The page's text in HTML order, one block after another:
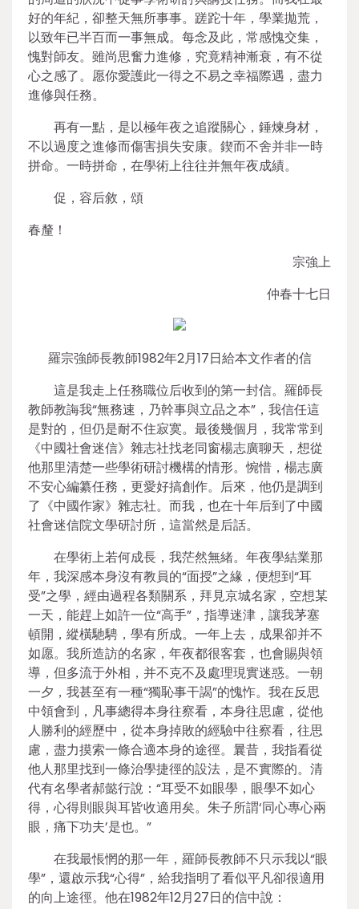
好的年紀，卻整天無所事事。蹉跎十年，學業拋荒，
以致年已半百而一事無成。每念及此，常感愧交集，
愧對師友。雖尚思奮力進修，究竟精神漸衰，有不從
心之感了。愿你愛護此一得之不易之幸福際遇，盡力
進修與任務。
再有一點，是以極年夜之追蹤關心，錘煉身材，
不以過度之進修而傷害損失安康。鍥而不舍并非一時
拼命。一時拼命，在學術上往往并無年夜成績。
促，容后敘，頌
春釐！
宗強上
仲春十七日
羅宗強師長教師1982年2月17日給本文作者的信
這是我走上任務職位后收到的第一封信。羅師長
教師教誨我“無務速，乃幹事與立品之本”，我信任這
是對的，但仍是耐不住寂寞。最後幾個月，我常常到
《中國社會迷信》雜志社找老同窗楊志廣聊天，想從
他那里清楚一些學術研討機構的情形。惋惜，楊志廣
不安心編纂任務，更愛好搞創作。后來，他仍是調到
了《中國作家》雜志社。而我，也在十年后到了中國
社會迷信院文學研討所，這當然是后話。
在學術上若何成長，我茫然無緒。年夜學結業那
年，我深感本身沒有教員的“面授”之緣，便想到“耳
受”之學，經由過程各類關系，拜見京城名家，空想某
一天，能趕上如許一位“高手”，指導迷津，讓我茅塞
頓開，縱橫馳騁，學有所成。一年上去，成果卻并不
如愿。我所造訪的名家，年夜都很客套，也會賜與領
導，但多流于外相，并不克不及處理現實迷惑。一朝
一夕，我甚至有一種“獨恥事干謁”的愧怍。我在反思
中領會到，凡事總得本身往察看，本身往思慮，從他
人勝利的經歷中，從本身掉敗的經驗中往察看，往思
慮，盡力摸索一條合適本身的途徑。曩昔，我指看從
他人那里找到一條治學捷徑的設法，是不實際的。清
代有名學者郝懿行說：“耳受不如眼學，眼學不如心
得，心得則眼與耳皆收適用矣。朱子所謂‘同心專心兩
眼，痛下功夫’是也。”
在我最悵惘的那一年，羅師長教師不只示我以“眼
學”，還啟示我“心得”，給我指明了看似平凡卻很適用
的向上途徑。他在1982年12月27日的信中說：